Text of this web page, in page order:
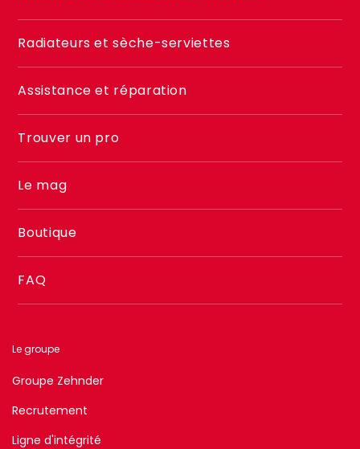
Menu
footer
2
Radiateurs et sèche-serviettes
Assistance et réparation
Trouver un pro
Le mag
Boutique
FAQ
Le groupe
Groupe Zehnder
Recrutement
Ligne d'intégrité